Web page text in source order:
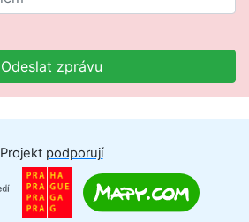
Odeslat zprávu
Projekt podporují